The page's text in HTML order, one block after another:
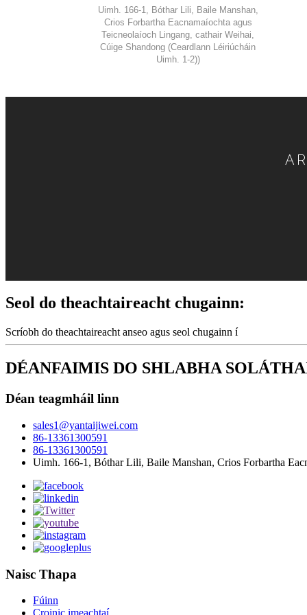
Uimh. 166-1, Bóthar Lili, Baile Manshan,
Crios Forbartha Eacnamaíochta agus
Teicneolaíoch Lingang, cathair Weihai,
Cúige Shandong (Ceardlann Léiriúcháin
Uimh. 1-2))
Seol do theachtaireacht chugainn:
Scríobh do theachtaireacht anseo agus seol chugainn í
DÉANFAIMIS DO SHLABHA
Déan teagmháil linn
sales1@yantaijiwei.com
86-13361300591
86-13361300591
Uimh. 166-1, Bóthar Lili, Baile Manshan, Crios Forbartha
Naisc Thapa
Fúinn